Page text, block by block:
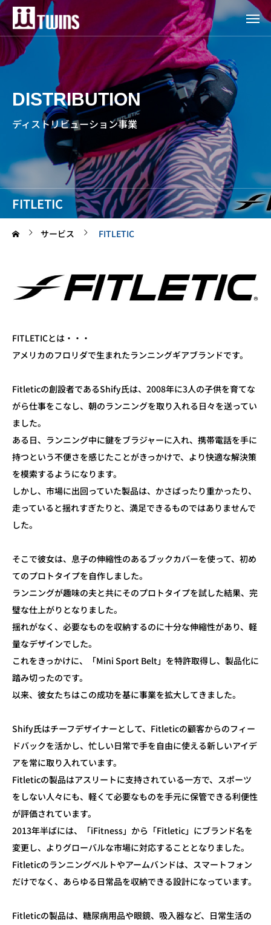
FITLETIC
DISTRIBUTION
ディストリビューション事業
サービス FITLETIC
FITLETICとは・・・
アメリカのフロリダで生まれたランニングギアブランドです。
Fitleticの創設者であるShify氏は、2008年に3人の子供を育てな
がら仕事をこなし、朝のランニングを取り入れる日々を送ってい
ました。
ある日、ランニング中に鍵をブラジャーに入れ、携帯電話を手に
持つという不便さを感じたことがきっかけで、より快適な解決策
を模索するようになります。
しかし、市場に出回っていた製品は、かさばったり重かったり、
走っていると揺れすぎたりと、満足できるものではありませんで
した。
そこで彼女は、息子の伸縮性のあるブックカバーを使って、初め
てのプロトタイプを自作しました。
ランニングが趣味の夫と共にそのプロトタイプを試した結果、完
璧な仕上がりとなりました。
揺れがなく、必要なものを収納するのに十分な伸縮性があり、軽
量なデザインでした。
これをきっかけに、「Mini Sport Belt」を特許取得し、製品化に
踏み切ったのです。
以来、彼女たちはこの成功を基に事業を拡大してきました。
Shify氏はチーフデザイナーとして、Fitleticの顧客からのフィー
ドバックを活かし、忙しい日常で手を自由に使える新しいアイデ
アを常に取り入れています。
Fitleticの製品はアスリートに支持されている一方で、スポーツ
をしない人々にも、軽くて必要なものを手元に保管できる利便性
が評価されています。
2013年半ばには、「iFitness」から「Fitletic」にブランド名を
変更し、よりグローバルな市場に対応することとなりました。
Fitleticのランニングベルトやアームバンドは、スマートフォン
だけでなく、あらゆる日常品を収納できる設計になっています。
Fitleticの製品は、糖尿病用品や眼鏡、吸入器など、日常生活の